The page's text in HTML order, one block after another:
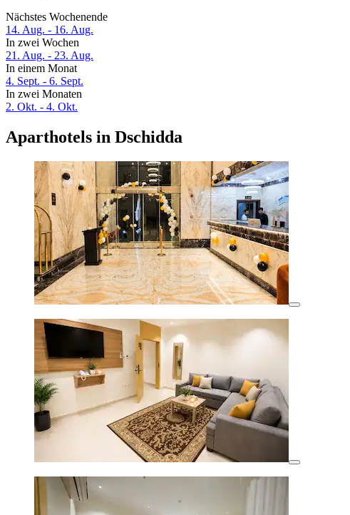
Nächstes Wochenende
14. Aug. - 16. Aug.
In zwei Wochen
21. Aug. - 23. Aug.
In einem Monat
4. Sept. - 6. Sept.
In zwei Monaten
2. Okt. - 4. Okt.
Aparthotels in Dschidda